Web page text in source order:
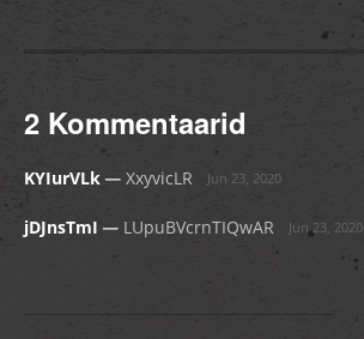
2 Kommentaarid
KYIurVLk XxyvicLR Jun 23, 2020
jDJnsTmI LUpuBVcrnTIQwAR Jun 23, 2020